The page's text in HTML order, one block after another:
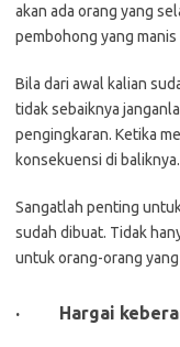
akan ada orang yang
pembohong yang manis
Bila dari awal kalian
tidak sebaiknya
pengingkaran. Ketika
konsekuensi di baliknya.
Sangatlah penting
sudah dibuat. Tidak
untuk orang-orang
· Hargai